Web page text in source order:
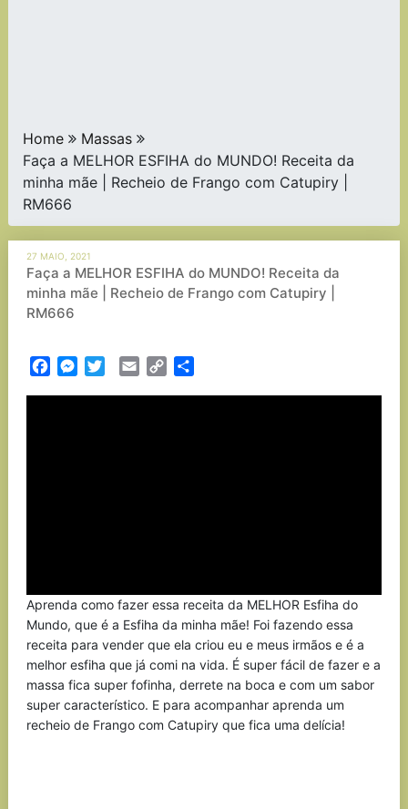
Home
Massas
Faça a MELHOR ESFIHA do MUNDO! Receita da
minha mãe | Recheio de Frango com Catupiry |
RM666
27 MAIO, 2021
Faça a MELHOR ESFIHA do MUNDO! Receita da
minha mãe | Recheio de Frango com Catupiry |
RM666
FacebookMessenger
TwitterEmail Copy
Aprenda como fazer essa receita da MELHOR Esfiha do
Mundo, que é a Esfiha da minha mãe! Foi fazendo essa
receita para vender que ela criou eu e meus irmãos e é a
melhor esfiha que já comi na vida. É super fácil de fazer e a
massa fica super fofinha, derrete na boca e com um sabor
super característico. E para acompanhar aprenda um
recheio de Frango com Catupiry que fica uma delícia!